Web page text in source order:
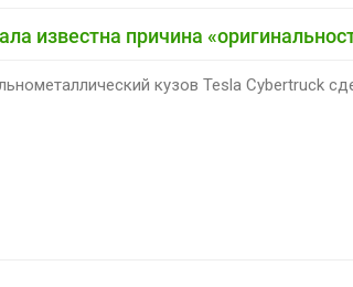
известна причина
кузов Tesla Cybertruck